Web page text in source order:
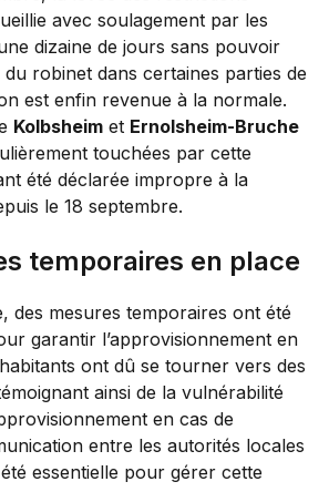
avec soulagement par les
dizaine de jours sans pouvoir
du robinet dans certaines parties de
est enfin revenue à la normale.
Kolbsheim et Ernolsheim-Bruche
touchées par cette
été déclarée impropre à la
le 18 septembre.
temporaires en place
des mesures temporaires ont été
garantir l’approvisionnement en
ont dû se tourner vers des
ainsi de la vulnérabilité
en cas de
entre les autorités locales
essentielle pour gérer cette